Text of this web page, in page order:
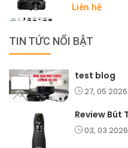
Liên hệ
TIN TỨC NỔI BẬT
test blog
27, 05 2026
03, 03 2026